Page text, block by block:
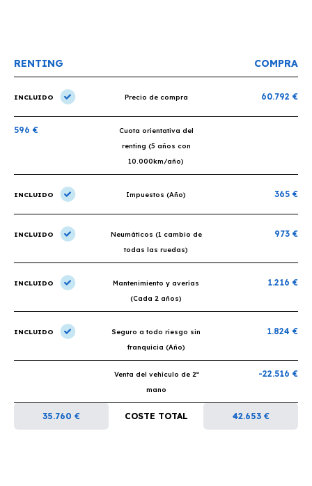
RENTING COMPRA
INCLUIDO Precio de compra 60.792 €
596 €
Cuota orientativa del
renting (5 años con
10.000km/año)
INCLUIDO Impuestos (Año) 365 €
INCLUIDO
Neumáticos (1 cambio de
todas las ruedas)
973 €
INCLUIDO
Mantenimiento y averías
(Cada 2 años)
1.216 €
INCLUIDO
Seguro a todo riesgo sin
franquicia (Año)
1.824 €
Venta del vehículo de 2ª
mano
-22.516 €
35.760 € COSTE TOTAL 42.653 €